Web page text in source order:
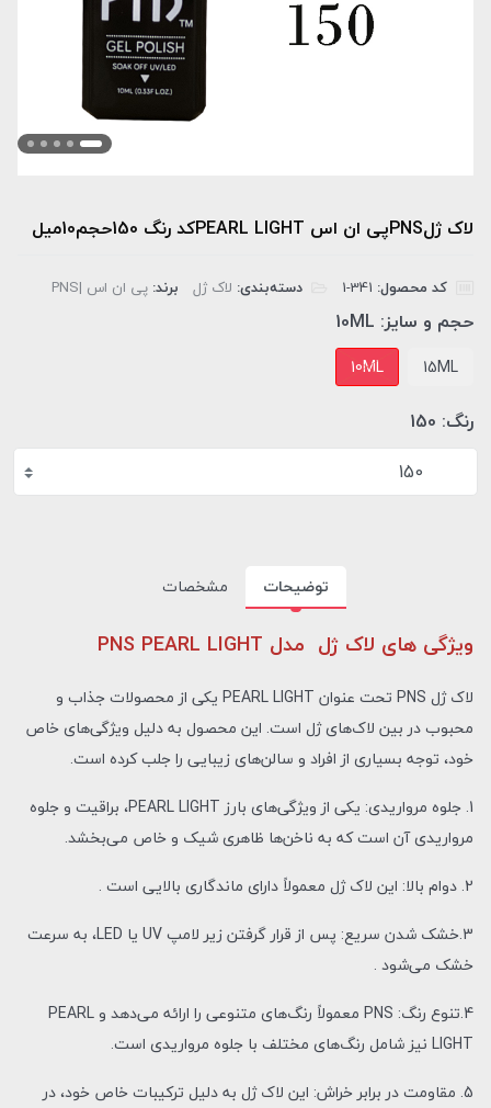
لاک ژلPNSپی ان اس PEARL LIGHTکد رنگ 150حجم10میل
کد محصول: دسته‌بندی: لاک ژل برند: پی ان اس |PNS
حجم و سایز: 10ML
15ML
10ML
رنگ: 150
150
توضیحات مشخصات
ویژگی های لاک ژل مدل PNS PEARL LIGHT
لاک ژل PNS تحت عنوان PEARL LIGHT یکی از محصولات جذاب و
محبوب در بین لاک‌های ژل است. این محصول به دلیل ویژگی‌های خاص
خود، توجه بسیاری از افراد و سالن‌های زیبایی را جلب کرده است.
1. جلوه مرواریدی: یکی از ویژگی‌های بارز PEARL LIGHT، براقیت و جلوه
مرواریدی آن است که به ناخن‌ها ظاهری شیک و خاص می‌بخشد.
2. دوام بالا: این لاک ژل معمولاً دارای ماندگاری بالایی است .
3.خشک شدن سریع: پس از قرار گرفتن زیر لامپ UV یا LED، به سرعت
خشک می‌شود .
4.تنوع رنگ: PNS معمولاً رنگ‌های متنوعی را ارائه می‌دهد و PEARL
LIGHT نیز شامل رنگ‌های مختلف با جلوه مرواریدی است.
5. مقاومت در برابر خراش: این لاک ژل به دلیل ترکیبات خاص خود، در